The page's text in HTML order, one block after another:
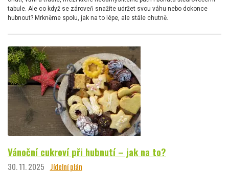
tabule. Ale co když se zároveň snažíte udržet svou váhu nebo dokonce
hubnout? Mrkněme spolu, jak na to lépe, ale stále chutně.
Vánoční cukroví při hubnutí – jak na to?
30. 11. 2025 Jídelní plán